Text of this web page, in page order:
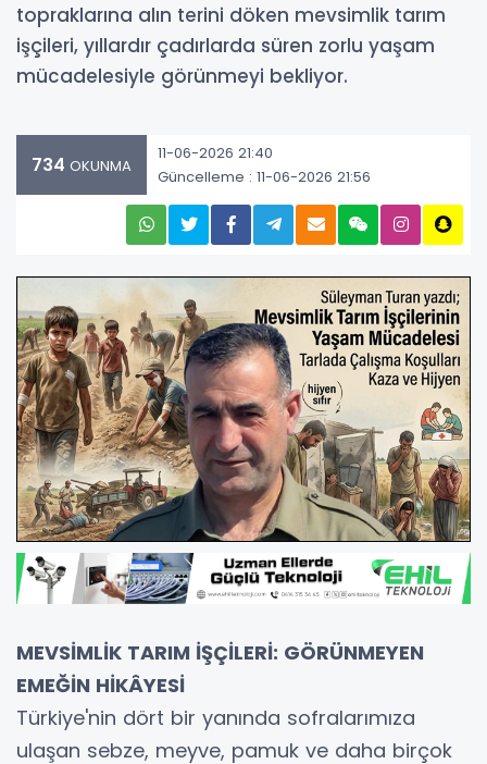
topraklarına alın terini döken mevsimlik tarım
işçileri, yıllardır çadırlarda süren zorlu yaşam
mücadelesiyle görünmeyi bekliyor.
734 OKUNMA
11-06-2026 21:40
Güncelleme : 11-06-2026 21:56
MEVSİMLİK TARIM İŞÇİLERİ: GÖRÜNMEYEN
EMEĞİN HİKÂYESİ
Türkiye'nin dört bir yanında sofralarımıza
ulaşan sebze, meyve, pamuk ve daha birçok